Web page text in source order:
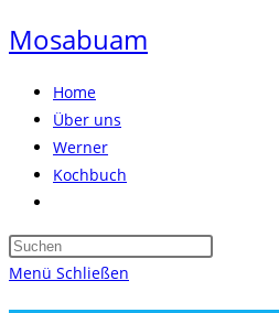
Mosabuam
Home
Über uns
Werner
Kochbuch
umschalten
Press
Menü Schließen